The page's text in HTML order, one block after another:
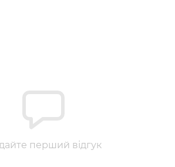
перший відгук